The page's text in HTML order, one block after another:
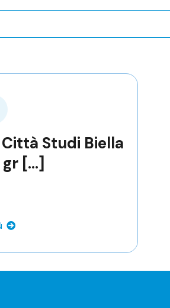
Studi Biella
[...]